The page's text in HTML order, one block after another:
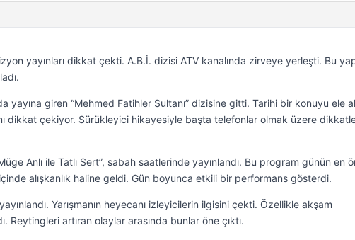
yayınları dikkat çekti. A.B.İ. dizisi ATV kanalında zirveye yerleşti. Bu
yayına giren “Mehmed Fatihler Sultanı” dizisine gitti. Tarihi bir konuyu ele
dikkat çekiyor. Sürükleyici hikayesiyle başta telefonlar olmak üzere
Anlı ile Tatlı Sert”, sabah saatlerinde yayınlandı. Bu program günün en
alışkanlık haline geldi. Gün boyunca etkili bir performans gösterdi.
Yarışmanın heyecanı izleyicilerin ilgisini çekti. Özellikle akşam
Reytingleri artıran olaylar arasında bunlar öne çıktı.